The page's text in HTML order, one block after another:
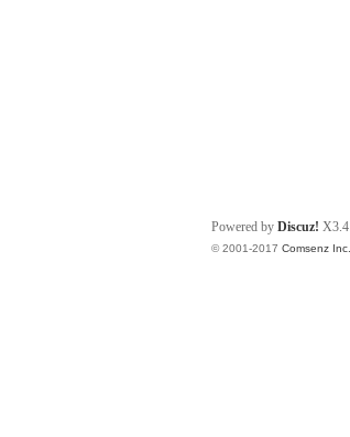
Powered by Discuz! X3.4
© 2001-2017 Comsenz Inc.